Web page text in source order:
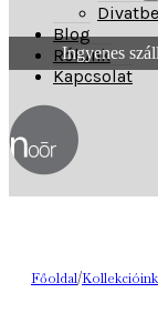
Blog
Rólunk
Kapcsolat
Ingyenes
Főoldal/Kollekcióink